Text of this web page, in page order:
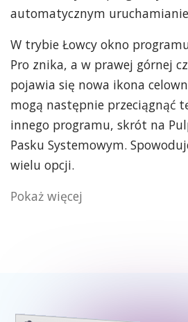
automatycznym
W trybie Łowcy okno
Pro znika, a w prawej górnej
pojawia się nowa ikona
mogą następnie przeciągnąć
innego programu, skrót na
Pasku Systemowym.
wielu opcji.
Pokaż więcej